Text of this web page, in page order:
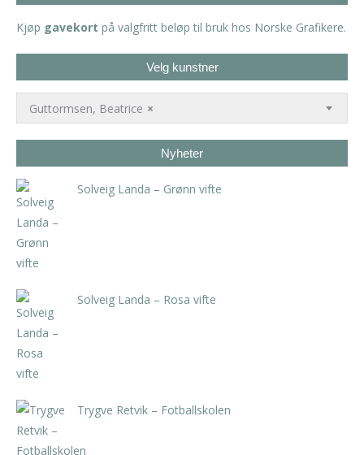
Kjøp gavekort på valgfritt beløp til bruk hos Norske Grafikere.
Velg kunstner
×
Guttormsen, Beatrice
Nyheter
Solveig Landa – Grønn vifte
Solveig Landa – Rosa vifte
Trygve Retvik – Fotballskolen